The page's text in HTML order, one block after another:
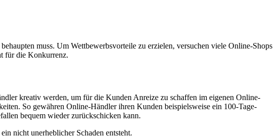
muss. Um Wettbewerbsvorteile zu erzielen, versuchen viele Online-Shops
für die Konkurrenz.
kreativ werden, um für die Kunden Anreize zu schaffen im eigenen Online-
So gewähren Online-Händler ihren Kunden beispielsweise ein 100-Tage-
bequem wieder zurückschicken kann.
nicht unerheblicher Schaden entsteht.